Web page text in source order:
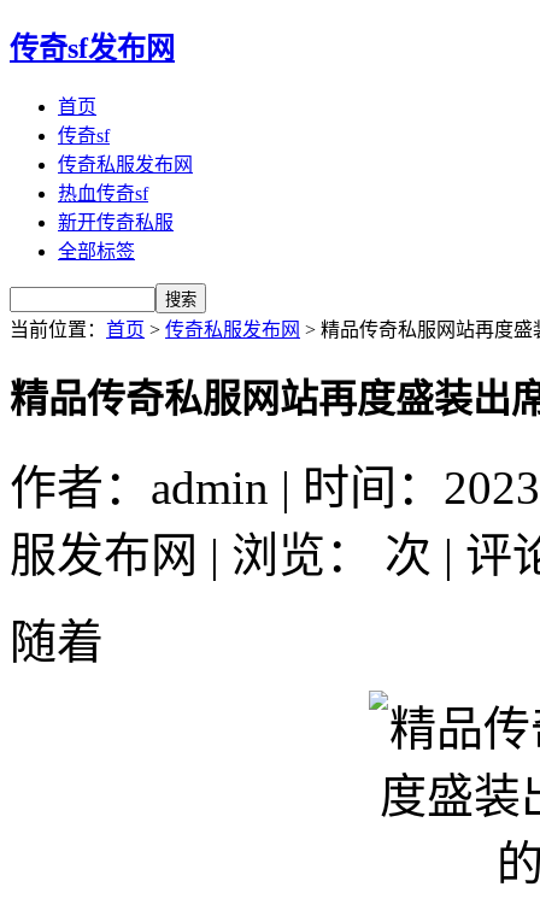
传奇sf发布网
首页
传奇sf
传奇私服发布网
热血传奇sf
新开传奇私服
全部标签
当前位置： 首页 > 传奇私服发布网 > 精品传奇私服网站再度
精品传奇私服网站再度盛装出
作者：admin | 时间：
服发布网 | 浏览：
次 | 评
随着